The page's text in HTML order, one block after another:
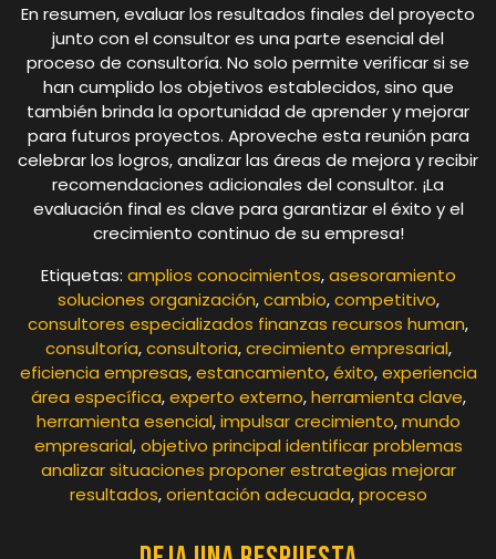
En resumen, evaluar los resultados finales del proyecto
junto con el consultor es una parte esencial del
proceso de consultoría. No solo permite verificar si se
han cumplido los objetivos establecidos, sino que
también brinda la oportunidad de aprender y mejorar
para futuros proyectos. Aproveche esta reunión para
celebrar los logros, analizar las áreas de mejora y recibir
recomendaciones adicionales del consultor. ¡La
evaluación final es clave para garantizar el éxito y el
crecimiento continuo de su empresa!
Etiquetas: amplios conocimientos,asesoramiento
soluciones organización,cambio,competitivo,
consultores especializados finanzas recursos human,
consultoría,consultoria,crecimiento empresarial,
eficiencia empresas,estancamiento,éxito,experiencia
área específica,experto externo,herramienta clave,
herramienta esencial,impulsar crecimiento,mundo
empresarial,objetivo principal identificar problemas
analizar situaciones proponer estrategias mejorar
resultados,orientación adecuada,proceso